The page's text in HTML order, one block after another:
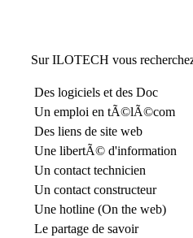
Sur ILOTECH vous
Des logiciels et des Doc
Un emploi en tÃ©lÃ©com
Des liens de site web
Une libertÃ© d'information
Un contact technicien
Un contact constructeur
Une hotline (On the web)
Le partage de savoir